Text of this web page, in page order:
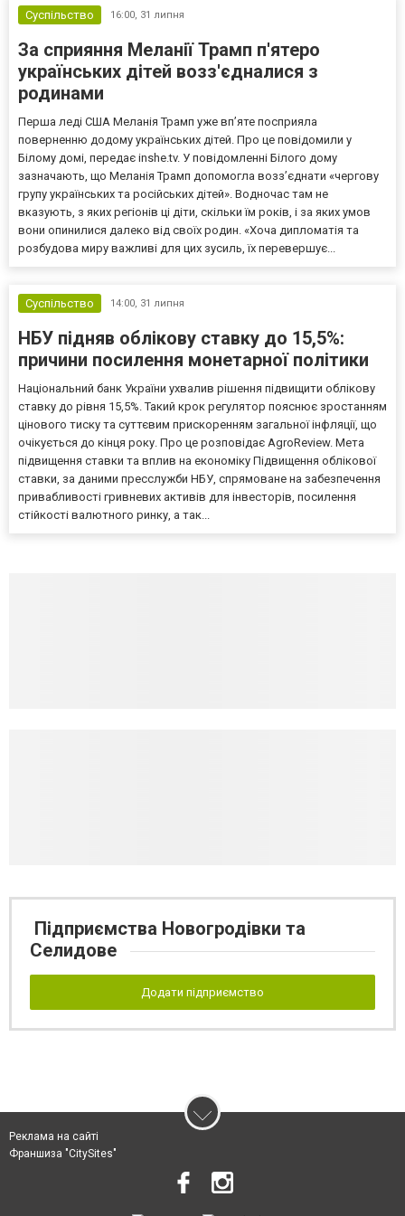
Суспільство 16:00, 31 липня
За сприяння Меланії Трамп п'ятеро
українських дітей возз'єдналися з
родинами
Перша леді США Меланія Трамп уже впʼяте посприяла
поверненню додому українських дітей. Про це повідомили у
Білому домі, передає inshe.tv. У повідомленні Білого дому
зазначають, що Меланія Трамп допомогла возз’єднати «чергову
групу українських та російських дітей». Водночас там не
вказують, з яких регіонів ці діти, скільки їм років, і за яких умов
вони опинилися далеко від своїх родин. «Хоча дипломатія та
розбудова миру важливі для цих зусиль, їх перевершує...
Суспільство 14:00, 31 липня
НБУ підняв облікову ставку до 15,5%:
причини посилення монетарної політики
Національний банк України ухвалив рішення підвищити облікову
ставку до рівня 15,5%. Такий крок регулятор пояснює зростанням
цінового тиску та суттєвим прискоренням загальної інфляції, що
очікується до кінця року. Про це розповідає AgroReview. Мета
підвищення ставки та вплив на економіку Підвищення облікової
ставки, за даними пресслужби НБУ, спрямоване на забезпечення
привабливості гривневих активів для інвесторів, посилення
стійкості валютного ринку, а так...
Підприємства Новогродівки та
Селидове
Додати підприємство
Реклама на сайті
Франшиза "CitySites"